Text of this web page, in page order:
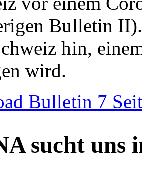
Bulletin
hin,
wird.
Bulletin 7
sucht uns